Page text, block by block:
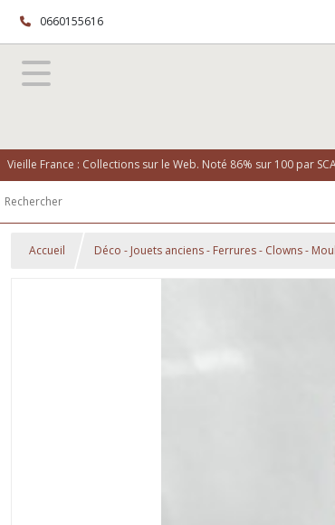
0660155616
Vieille France : Collections sur le Web. Noté 86% sur 100 par
Accueil Déco - Jouets anciens - Ferrures - Clowns -